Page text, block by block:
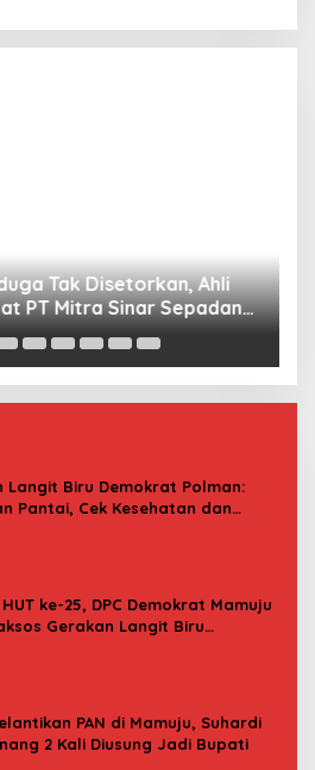
Tak Disetorkan, Ahli
PT Mitra Sinar Sepadan
Langit Biru Demokrat Polman:
Pantai, Cek Kesehatan dan
ke-25, DPC Demokrat Mamuju
Gerakan Langit Biru
PAN di Mamuju, Suhardi
2 Kali Diusung Jadi Bupati